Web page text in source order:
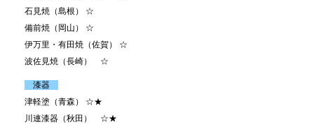
石見焼（島根） ☆
備前焼（岡山） ☆
伊万里・有田焼（佐賀） ☆
波佐見焼（長崎） ☆
漆器
津軽塗（青森） ☆★
川連漆器（秋田） ☆★